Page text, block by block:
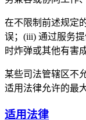
在不限制前述规定
误；(iii) 通过服务
时炸弹或其他有害
某些司法管辖区不
适用法律允许的最
适用法律